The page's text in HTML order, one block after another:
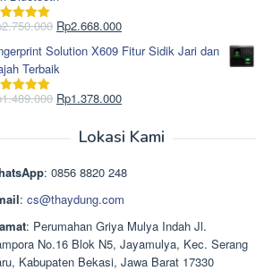
Rp965.000.
Rp850.000.
5.00
2.750.000 Harga
aslinya
adalah:
Rp2.750.000.
Rp2.668.000Harga
saat
ini
Rp2.668.000.
Solution X609 Fitur Sidik Jari dan
Terbaik
5.00
1.489.000 Harga
adalah:
Rp1.378.000Harga
ini
Rp1.378.000.
Lokasi Kami
: 0856 8820 248
: cs@thaydung.com
: Perumahan Griya Mulya Indah Jl.
No.16 Blok N5, Jayamulya, Kec. Serang
Kabupaten Bekasi, Jawa Barat 17330